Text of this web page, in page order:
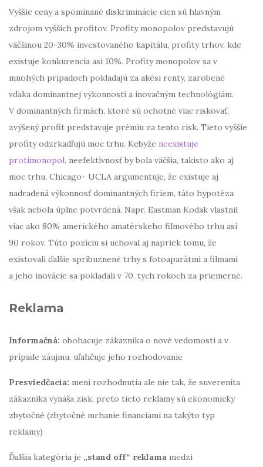
Vyššie ceny a spomínané diskriminácie cien sú hlavným
zdrojom vyšších profitov. Profity monopolov predstavujú
väčšinou 20-30% investovaného kapitálu, profity trhov, kde
existuje konkurencia asi 10%. Profity monopolov sa v
mnohých prípadoch pokladajú za akési renty, zarobené
vďaka dominantnej výkonnosti a inovačným technológiám.
V dominantných firmách, ktoré sú ochotné viac riskovať,
zvýšený profit predstavuje prémiu za tento risk. Tieto vyššie
profity odzrkadľujú moc trhu. Kebyže neexistuje
protimonopol, neefektívnosť by bola väčšia, takisto ako aj
moc trhu. Chicago- UCLA argumentuje, že existuje aj
nadradená výkonnosť dominantných firiem, táto hypotéza
však nebola úplne potvrdená. Napr. Eastman Kodak vlastnil
viac ako 80% amerického amatérskeho filmového trhu asi
90 rokov. Túto pozíciu si uchoval aj napriek tomu, že
existovali ďalšie spríbuznené trhy s fotoaparátmi a filmami
a jeho inovácie sa pokladali v 70. tych rokoch za priemerné.
Reklama
Informačná: obohacuje zákazníka o nové vedomosti a v
prípade záujmu, uľahčuje jeho rozhodovanie
Presviedčacia: mení rozhodnutia ale nie tak, že suverenita
zákazníka vynáša zisk, preto tieto reklamy sú ekonomicky
zbytočné (zbytočné mrhanie financiami na takýto typ
reklamy)
Ďalšia kategória je „stand off“ reklama medzi